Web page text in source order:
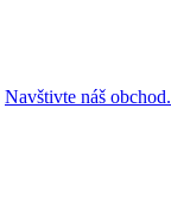
Navštivte náš obchod.